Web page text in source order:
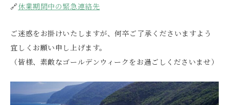
🔗休業期間中の緊急連絡先
ご迷惑をお掛けいたしますが、何卒ご了承くださいますよう
宜しくお願い申し上げます。
（皆様、素敵なゴールデンウィークをお過ごしくださいませ）